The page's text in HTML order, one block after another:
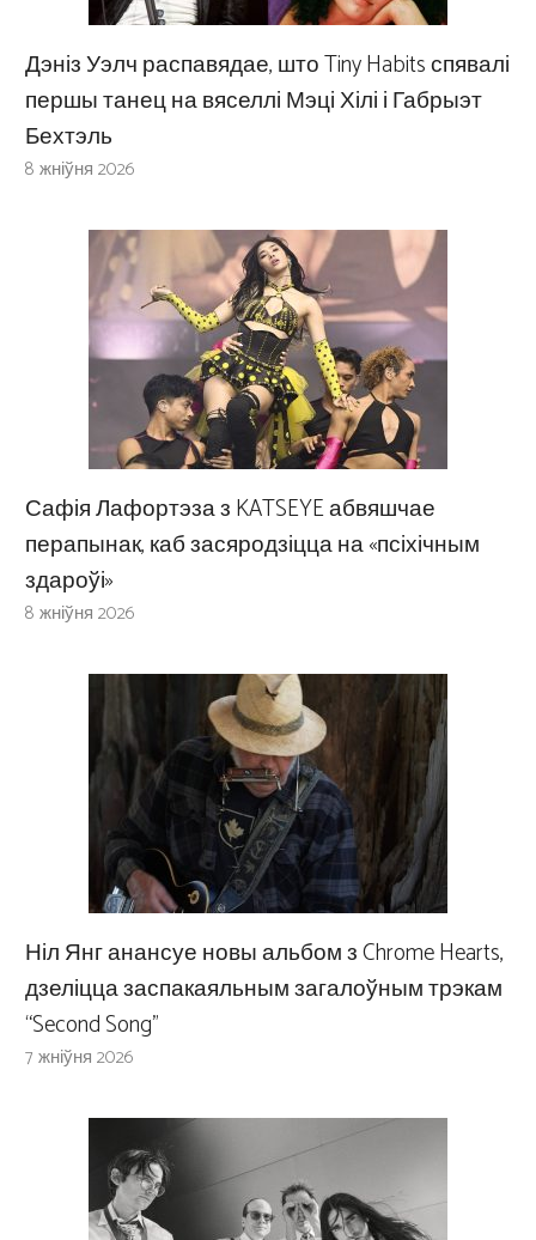
Дэніз Уэлч распавядае, што Tiny Habits спявалі
першы танец на вяселлі Мэці Хілі і Габрыэт
Бехтэль
8 жніўня 2026
Сафія Лафортэза з KATSEYE абвяшчае
перапынак, каб засяродзіцца на «псіхічным
здароўі»
8 жніўня 2026
Ніл Янг анансуе новы альбом з Chrome Hearts,
дзеліцца заспакаяльным загалоўным трэкам
“Second Song”
7 жніўня 2026